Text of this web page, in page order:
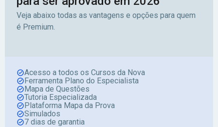
Veja abaixo todas as vantagens e opções para quem
é Premium.
Acesso a todos os Cursos da Nova
Ferramenta Plano do Especialista
Mapa de Questões
Tutoria Especializada
Plataforma Mapa da Prova
Simulados
7 dias de garantia